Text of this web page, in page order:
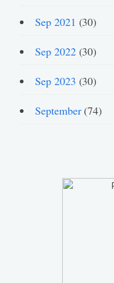
Sep 2021 (30)
Sep 2022(30)
Sep 2023 (30)
September(74)